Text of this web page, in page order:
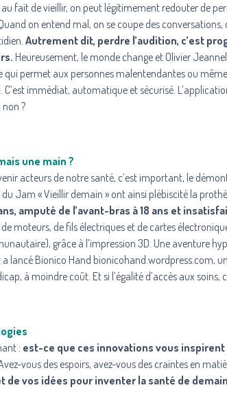
fait de vieillir, on peut légitimement redouter de
on entend mal, on se coupe des
Autrement dit, perdre l’audition, c’est
Heureusement, le monde change et Olivier
permet aux personnes malentendantes ou
immédiat, automatique et sécurisé.
non ?
une main ?
acteurs de notre santé, c’est important, le
Jam « Vieillir demain » ont ainsi plébiscité la
amputé de l’avant-bras à 18 ans et
moteurs, de fils électriques et de cartes
grâce à l’impression 3D. Une aventure
a lancé Bionico Hand bionicohand.wordpress.com,
à moindre coût. Et si l’égalité d’accès aux soins,
: est-ce que ces innovations vous
vous des espoirs, avez-vous des craintes en
de vos idées pour inventer la santé de